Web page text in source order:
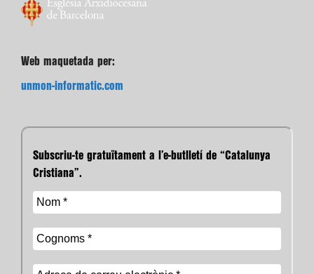
Web maquetada per:
unmon-informatic.com
Subscriu-te gratuïtament a l’e-butlletí de “Catalunya
Cristiana”.